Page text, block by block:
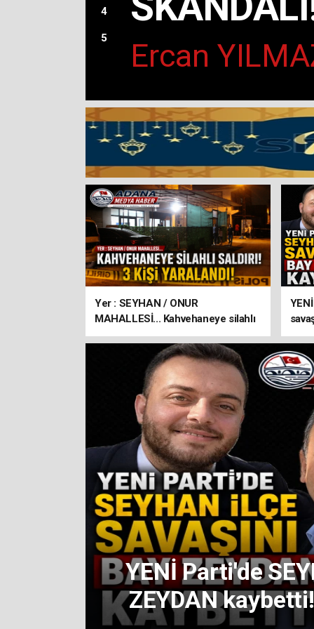
Ercan
SKANDAL
CHP'li Meclis
KARAASLAN
YILLIĞINA
arsası!
Sayıştay,
Karalar’ın
128 lüks
128 konut!
AK Parti’ye
4
5
Yer : SEYHAN / ONUR
MAHALLESİ... Kahvehaneye silahlı
saldırı! 3 Kişi yaralandı!
Yeni
BU KONU
önemli